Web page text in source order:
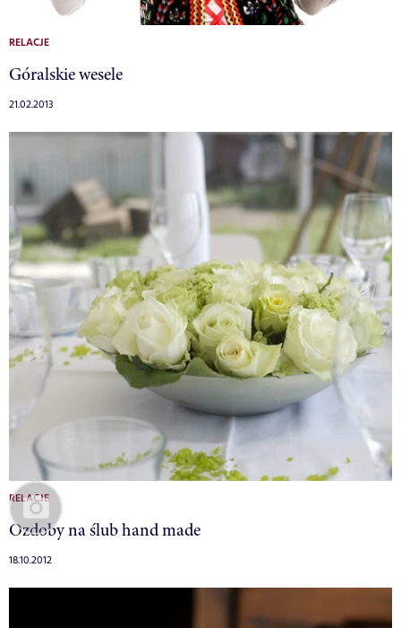
RELACJE
Góralskie wesele
21.02.2013
RELACJE
Ozdoby na ślub hand made
18.10.2012